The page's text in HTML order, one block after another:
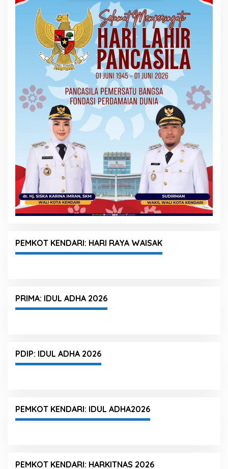
PEMKOT KENDARI: HARI RAYA WAISAK
PRIMA: IDUL ADHA 2026
PDIP: IDUL ADHA 2026
PEMKOT KENDARI: IDUL ADHA2026
PEMKOT KENDARI: HARKITNAS 2026